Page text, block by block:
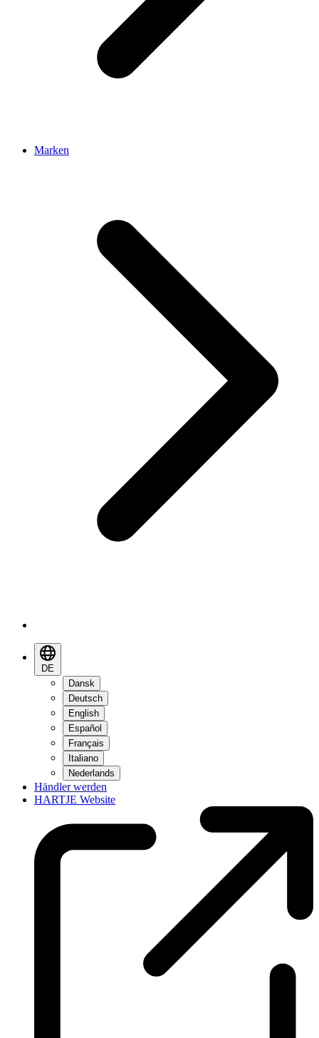
Marken
DE
Dansk
Deutsch
English
Español
Français
Italiano
Nederlands
Händler werden
HARTJE Website